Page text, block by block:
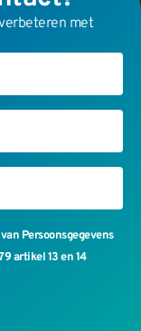
de voordelen
met
Persoonsgegevens
artikel 13 en 14